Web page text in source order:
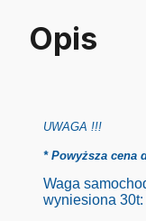
Opis
UWAGA !!!
* Powyższa cena
Waga
wyniesiona 30t: